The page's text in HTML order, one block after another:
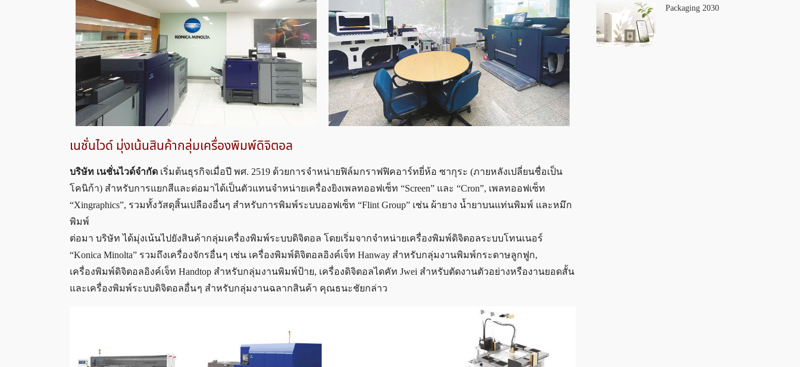
เนชั่นไวด์ มุ่งเน้นสินค้ากลุ่มเครื่องพิมพ์ดิจิตอล
บริษัท เนชั่นไวด์จำกัด เริ่มต้นธุรกิจเมื่อปี พศ. 2519 ด้วยการจำหน่ายฟิล์มกราฟฟิคอาร์ทยี่ห้อ ซากุระ (ภายหลังเปลี่ยนชื่อเป็น
โคนิก้า) สำหรับการแยกสีและต่อมาได้เป็นตัวแทนจำหน่ายเครื่องยิงเพลทออฟเซ็ท “Screen” และ “Cron”, เพลทออฟเซ็ท
“Xingraphics”, รวมทั้งวัสดุสิ้นเปลืองอื่นๆ สำหรับการพิมพ์ระบบออฟเซ็ท “Flint Group” เช่น ผ้ายาง น้ำยาบนแท่นพิมพ์ และหมึก
พิมพ์
ต่อมา บริษัท ได้มุ่งเน้นไปยังสินค้ากลุ่มเครื่องพิมพ์ระบบดิจิตอล โดยเริ่มจากจำหน่ายเครื่องพิมพ์ดิจิตอลระบบโทนเนอร์
“Konica Minolta” รวมถึงเครื่องจักรอื่น ๆ เช่น เครื่องพิมพ์ดิจิตอลอิงค์เจ็ท Hanway สำหรับกลุ่มงานพิมพ์กระดาษลูกฟูก,
เครื่องพิมพ์ดิจิตอลอิงค์เจ็ท Handtop สำหรับกลุ่มงานพิมพ์ป้าย, เครื่องดิจิตอลไดคัท Jwei สำหรับตัดงานตัวอย่างหรืองานยอดสั้น
และเครื่องพิมพ์ระบบดิจิตอลอื่น ๆ สำหรับกลุ่มงานฉลากสินค้า คุณธนะชัยกล่าว
Packaging 2030